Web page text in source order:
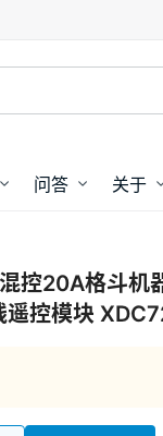
问答 关于
控20A格斗机
遥控模块